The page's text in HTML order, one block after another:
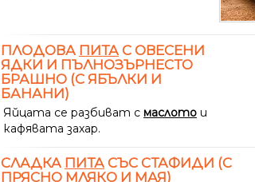
ПЛОДОВА ПИТА С ОВЕСЕНИ
ЯДКИ И ПЪЛНОЗЪРНЕСТО
БРАШНО (С ЯБЪЛКИ И
БАНАНИ)
Яйцата се разбиват с маслото и
кафявата захар.
СЛАДКА ПИТА СЪС СТАФИДИ (С
ПРЯСНО МЛЯКО И МАЯ)